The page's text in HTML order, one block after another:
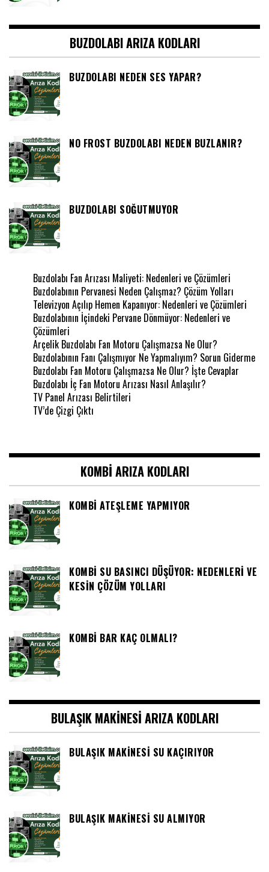
BUZDOLABI ARIZA KODLARI
BUZDOLABI NEDEN SES YAPAR?
NO FROST BUZDOLABI NEDEN BUZLANIR?
BUZDOLABI SOĞUTMUYOR
Buzdolabı Fan Arızası Maliyeti: Nedenleri ve Çözümleri
Buzdolabının Pervanesi Neden Çalışmaz? Çözüm Yolları
Televizyon Açılıp Hemen Kapanıyor: Nedenleri ve Çözümleri
Buzdolabının İçindeki Pervane Dönmüyor: Nedenleri ve
Çözümleri
Arçelik Buzdolabı Fan Motoru Çalışmazsa Ne Olur?
Buzdolabının Fanı Çalışmıyor Ne Yapmalıyım? Sorun Giderme
Buzdolabı Fan Motoru Çalışmazsa Ne Olur? İşte Cevaplar
Buzdolabı İç Fan Motoru Arızası Nasıl Anlaşılır?
TV Panel Arızası Belirtileri
TV’de Çizgi Çıktı
KOMBI ARIZA KODLARI
KOMBI ATEŞLEME YAPMIYOR
KOMBI SU BASINCI DÜŞÜYOR: NEDENLERI VE
KESIN ÇÖZÜM YOLLARI
KOMBI BAR KAÇ OLMALI?
BULAŞIK MAKINESI ARIZA KODLARI
BULAŞIK MAKINESI SU KAÇIRIYOR
BULAŞIK MAKINESI SU ALMIYOR